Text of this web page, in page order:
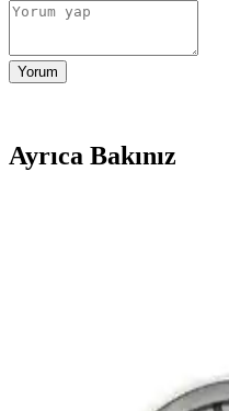
Yorum
Ayrıca Bakınız
Cadence Mermer
Trend ve Bilgi Eksikliği